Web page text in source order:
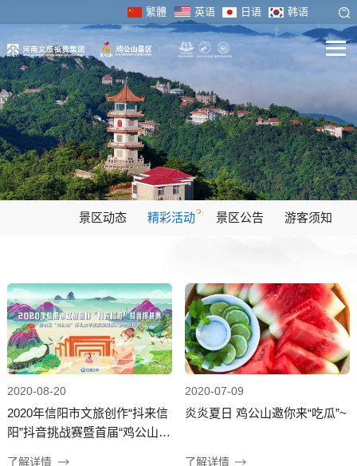
繁體 英语 日语 韩语
景区动态 精彩活动 景区公告 游客须知
2020-08-20
2020年信阳市文旅创作“抖来信
阳”抖音挑战赛暨首届“鸡公山”
了解详情
2020-07-09
炎炎夏日 鸡公山邀你来“吃瓜”~
了解详情